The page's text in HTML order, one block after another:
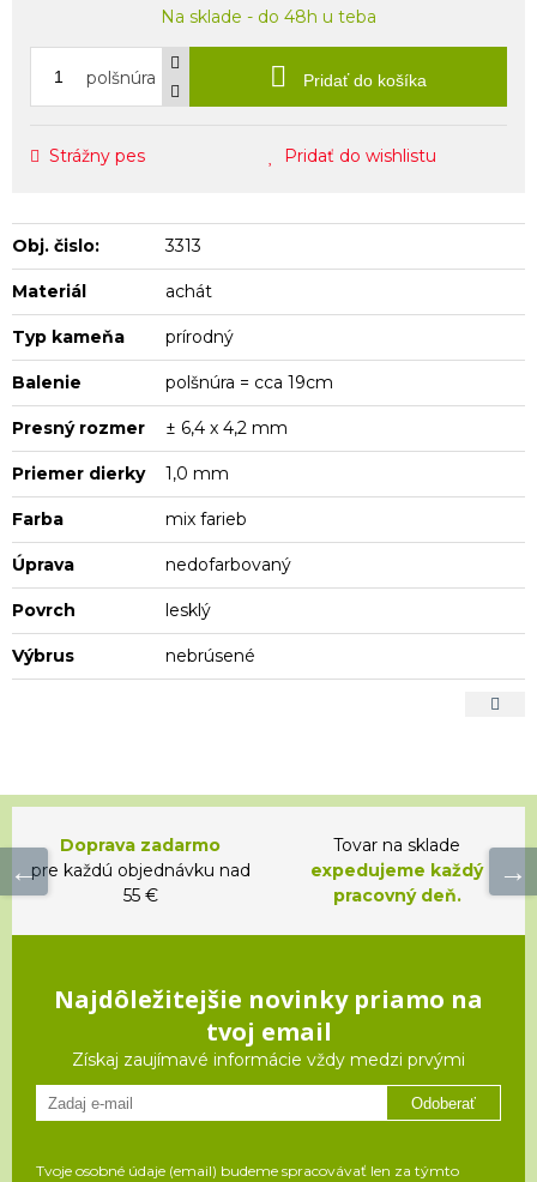
Na sklade - do 48h u teba
polšnúra Pridať do košíka
Strážny pes Pridať do wishlistu
Obj. čislo: 3313
Materiál achát
Typ kameňa prírodný
Balenie polšnúra = cca 19cm
Presný rozmer ± 6,4 x 4,2 mm
Priemer dierky 1,0 mm
Farba mix farieb
Úprava nedofarbovaný
Povrch lesklý
Výbrus nebrúsené
Doprava zadarmo
pre každú objednávku nad
55 €
Tovar na sklade
expedujeme každý
pracovný deň.
Najdôležitejšie novinky priamo na
tvoj email
Získaj zaujímavé informácie vždy medzi prvými
Odoberať
Tvoje osobné údaje (email) budeme spracovávať len za týmto